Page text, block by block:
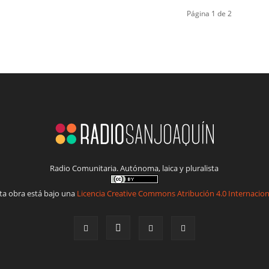
Página 1 de 2
Radio Comunitaria. Autónoma, laica y pluralista
obra está bajo una Licencia Creative Commons Atribución 4.0